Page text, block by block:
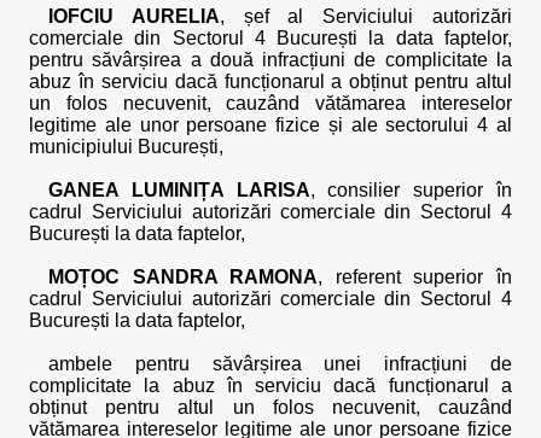
IOFCIU AURELIA, șef al Serviciului autorizări
comerciale din Sectorul 4 București la data faptelor,
pentru săvârșirea a două infracțiuni de complicitate la
abuz în serviciu dacă funcționarul a obținut pentru altul
un folos necuvenit, cauzând vătămarea intereselor
legitime ale unor persoane fizice și ale sectorului 4 al
municipiului București,
GANEA LUMINIȚA LARISA, consilier superior în
cadrul Serviciului autorizări comerciale din Sectorul 4
București la data faptelor,
MOȚOC SANDRA RAMONA, referent superior în
cadrul Serviciului autorizări comerciale din Sectorul 4
București la data faptelor,
ambele pentru săvârșirea unei infracțiuni de
complicitate la abuz în serviciu dacă funcționarul a
obținut pentru altul un folos necuvenit, cauzând
vătămarea intereselor legitime ale unor persoane fizice